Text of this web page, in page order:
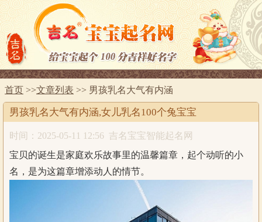
首页 >>文章列表 >> 男孩乳名大气有内涵
男孩乳名大气有内涵,女儿乳名100个兔宝宝
时间：2025-05-11 12:56 吉名宝宝智能起名网
宝贝的诞生是家庭欢乐故事里的温馨篇章，起个动听的小
名，是为这篇章增添动人的情节。